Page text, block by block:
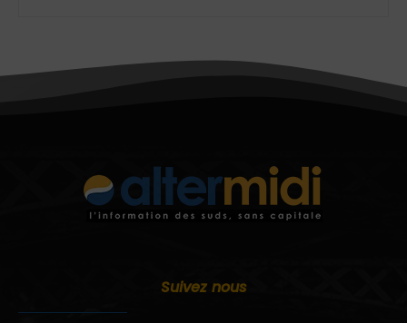
Suivez nous